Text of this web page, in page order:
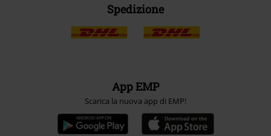
Spedizione
App EMP
Scarica la nuova app di EMP!